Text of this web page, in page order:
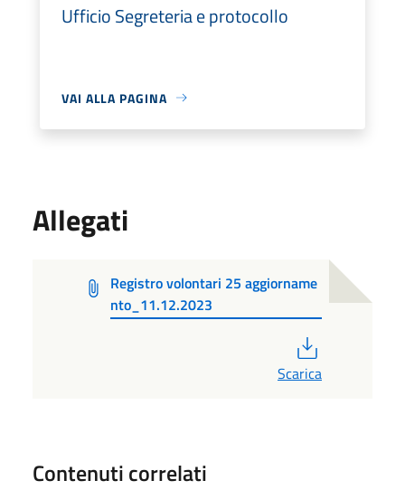
Ufficio Segreteria e protocollo
VAI ALLA PAGINA
Allegati
Registro volontari 25 aggiorname
nto_11.12.2023
Scarica
Contenuti correlati